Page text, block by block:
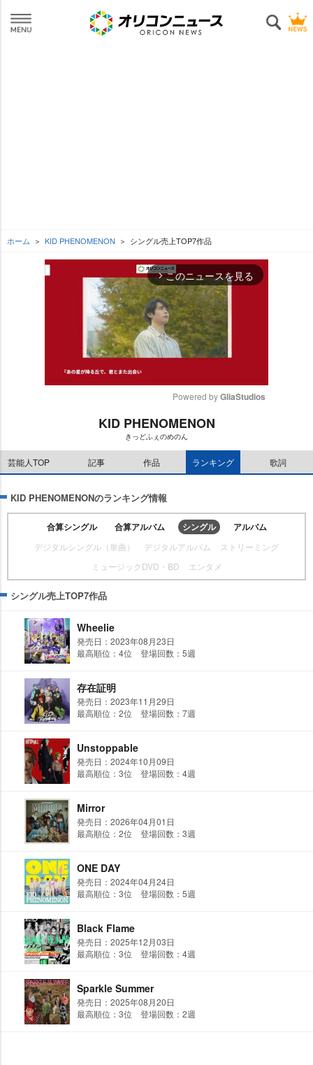
ホーム KID PHENOMENON シングル売上TOP7作品
arrow_forward_ios このニュースを見る
t
e
Powered by GliaStudios
KID PHENOMENON
きっどふぇのめのん
芸能人TOP 記事 作品 ランキング 歌詞
KID PHENOMENONのランキング情報
合算シングル 合算アルバム シングル アルバム
デジタルシングル（単曲） デジタルアルバム
ストリーミング
ミュージックDVD・BD
エンタメ
シングル売上TOP7作品
Wheelie
発売日：2023年08月23日
最高順位：4位 登場回数：5週
存在証明
発売日：2023年11月29日
最高順位：2位 登場回数：7週
Unstoppable
発売日：2024年10月09日
最高順位：3位 登場回数：4週
Mirror
発売日：2026年04月01日
最高順位：2位 登場回数：3週
ONE DAY
発売日：2024年04月24日
最高順位：3位 登場回数：5週
Black Flame
発売日：2025年12月03日
最高順位：3位 登場回数：4週
Sparkle Summer
発売日：2025年08月20日
最高順位：3位 登場回数：2週